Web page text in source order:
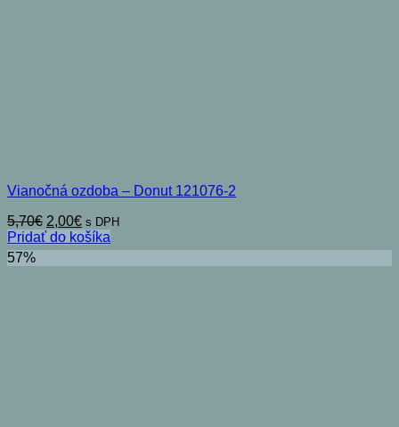
Vianočná ozdoba – Donut 121076-2
5,70€ Pôvodná
cena
bola:
5,70€.
2,00€Aktuálna
cena
je:
2,00€.
s DPH
Pridať do košíka
57%